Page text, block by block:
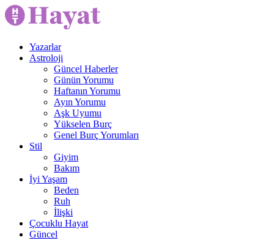
Yazarlar
Astroloji
Güncel Haberler
Günün Yorumu
Haftanın Yorumu
Ayın Yorumu
Aşk Uyumu
Yükselen Burç
Genel Burç Yorumları
Stil
Giyim
Bakım
İyi Yaşam
Beden
Ruh
İlişki
Çocuklu Hayat
Güncel